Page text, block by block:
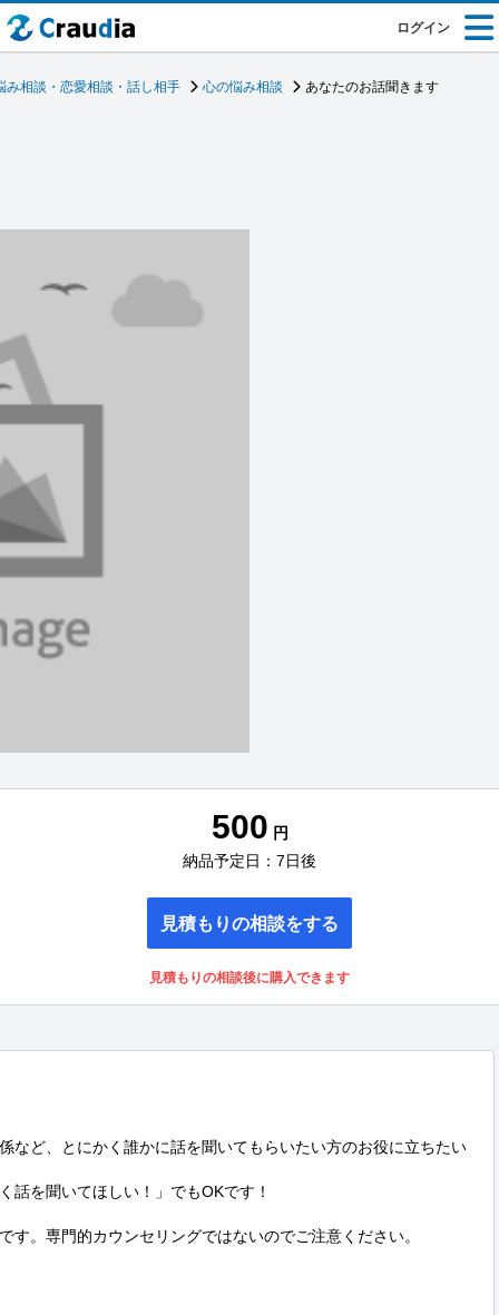
ログイン
み相談・恋愛相談・話し相手 心の悩み相談 あなたのお話聞きます
500 円
納品予定日：7日後
見積もりの相談をする
見積もりの相談後に購入できます
など、とにかく誰かに話を聞いてもらいたい方のお役に立ちたい
話を聞いてほしい！」でもOKです！
。専門的カウンセリングではないのでご注意ください。